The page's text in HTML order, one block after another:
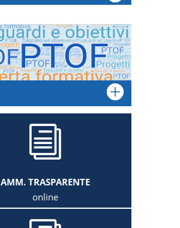
i
AMM. TRASPARENTE
online